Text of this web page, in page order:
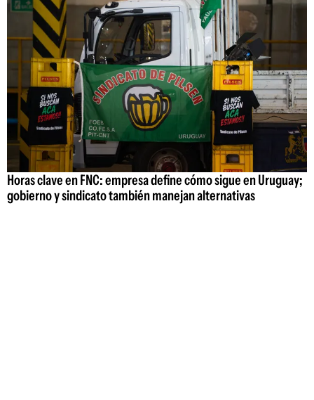
Horas clave en FNC: empresa define cómo sigue en Uruguay;
gobierno y sindicato también manejan alternativas